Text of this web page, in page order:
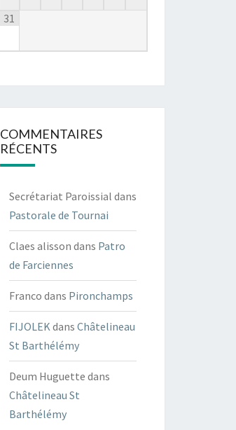
31
COMMENTAIRES
RÉCENTS
Secrétariat Paroissial dans
Pastorale de Tournai
Claes alisson dans Patro
de Farciennes
Franco dans Pironchamps
FIJOLEK dans Châtelineau
St Barthélémy
Deum Huguette dans
Châtelineau St
Barthélémy